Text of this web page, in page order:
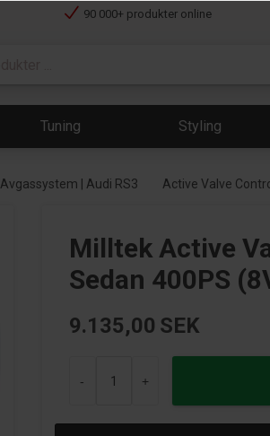
90 000+ produkter online
Tuning Styling
Avgassystem | Audi RS3 Active Valve
Milltek Active
Sedan 400PS
9.135,00 SEK
- +